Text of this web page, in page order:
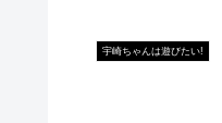
宇崎ちゃんは遊びたい!